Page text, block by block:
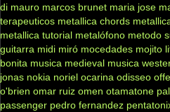
di mauro marcos brunet maria jose
terapeuticos metallica chords
metallica tutorial metalófono metodo
guitarra midi miró mocedades mojito
bonita musica medieval musica
jonas nokia noriel ocarina odisseo
o'brien omar ruiz omen otamatone
passenger pedro fernandez